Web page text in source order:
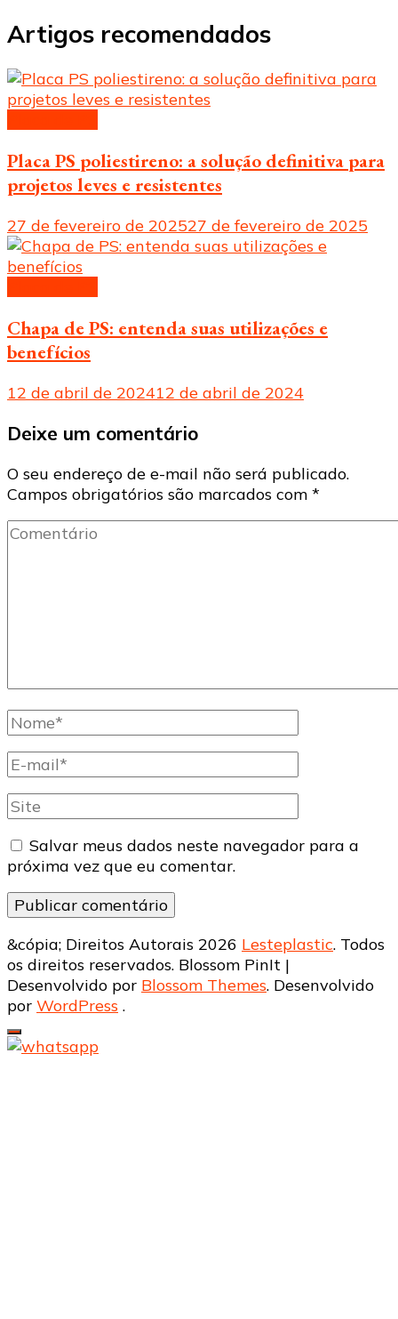
Artigos recomendados
Placa PS poliestireno: a solução definitiva para
projetos leves e resistentes
27 de fevereiro de 202527 de fevereiro de 2025
Chapa de PS: entenda suas utilizações e
benefícios
12 de abril de 202412 de abril de 2024
Deixe um comentário
O seu endereço de e-mail não será publicado.
Campos obrigatórios são marcados com *
Comentário
Nome
completo
E-
mail
Site
Salvar meus dados neste navegador para a
próxima vez que eu comentar.
&cópia; Direitos Autorais 2026 Lesteplastic. Todos
os direitos reservados. Blossom PinIt |
Desenvolvido por Blossom Themes. Desenvolvido
por WordPress .